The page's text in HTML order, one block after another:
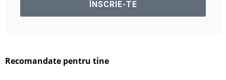
Recomandate pentru tine